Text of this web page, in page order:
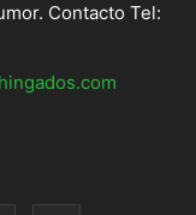
Contacto Tel: